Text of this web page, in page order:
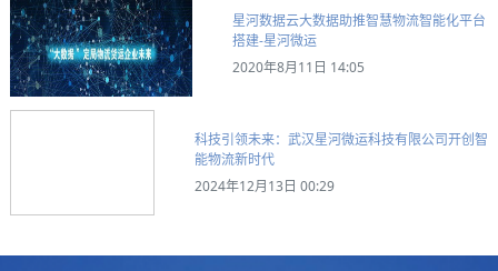
星河数据云大数据助推智慧物流智能化平台
搭建-星河微运
2020年8月11日 14:05
科技引领未来：武汉星河微运科技有限公司开创智
能物流新时代
2024年12月13日 00:29